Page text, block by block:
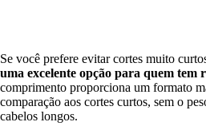
Se você prefere evitar cortes muito
uma excelente opção para quem tem
comprimento proporciona um formato
comparação aos cortes curtos, sem o
cabelos longos.